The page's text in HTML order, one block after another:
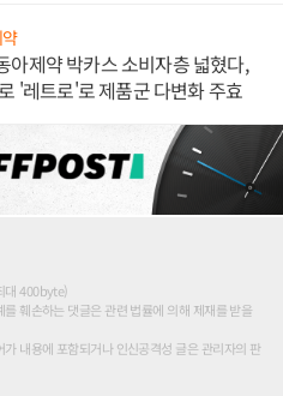
아제약 박카스 소비자층 넓혔다,
'레트로'로 제품군 다변화 주효
대 400byte)
훼손하는 댓글은 관련 법률에 의해 제재를 받을
내용에 포함되거나 인신공격성 글은 관리자의 판